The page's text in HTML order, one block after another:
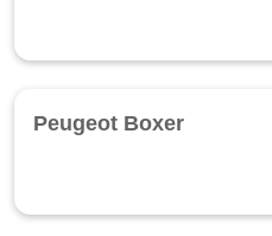
Peugeot Boxer